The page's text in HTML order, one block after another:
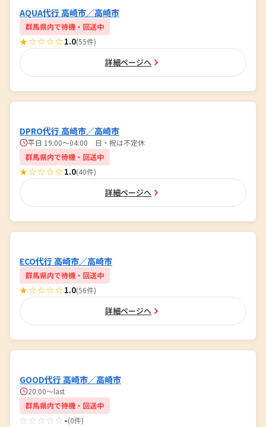
AQUA代行 高崎市／高崎市
群馬県内で待機・回送中
★☆☆☆☆1.0(55件)
詳細ページへ
DPRO代行 高崎市／高崎市
平日 19:00〜04:00 日・祝は不定休
群馬県内で待機・回送中
★☆☆☆☆1.0(40件)
詳細ページへ
ECO代行 高崎市／高崎市
群馬県内で待機・回送中
★☆☆☆☆1.0(56件)
詳細ページへ
GOOD代行 高崎市／高崎市
20:00～last
群馬県内で待機・回送中
☆☆☆☆☆ -(0件)